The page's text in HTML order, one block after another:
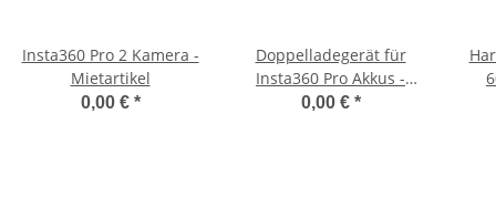
Insta360 Pro 2 Kamera -
Mietartikel
0,00 € *
Doppelladegerät für
Insta360 Pro Akkus -
Mietartikel
0,00 € *